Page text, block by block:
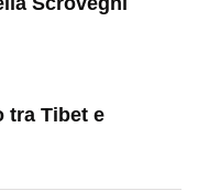
tra Tibet e